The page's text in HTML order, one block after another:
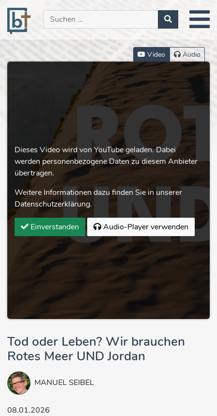
Video Audio
Dieses Video wird von YouTube geladen. Dabei
werden personenbezogene Daten zu diesem Anbieter
übertragen.
Weitere Informationen dazu finden Sie in unserer
Datenschutzerklärung.
Einverstanden Audio-Player verwenden
Tod oder Leben? Wir brauchen
Rotes Meer UND Jordan
MANUEL SEIBEL
08.01.2026